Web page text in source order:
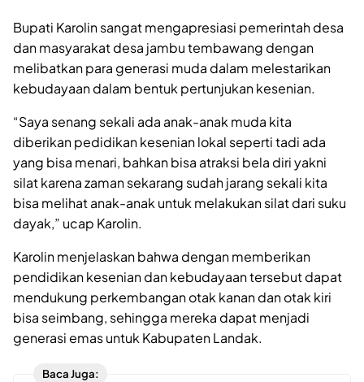
Bupati Karolin sangat mengapresiasi pemerintah desa
dan masyarakat desa jambu tembawang dengan
melibatkan para generasi muda dalam melestarikan
kebudayaan dalam bentuk pertunjukan kesenian.
“Saya senang sekali ada anak-anak muda kita
diberikan pedidikan kesenian lokal seperti tadi ada
yang bisa menari, bahkan bisa atraksi bela diri yakni
silat karena zaman sekarang sudah jarang sekali kita
bisa melihat anak-anak untuk melakukan silat dari suku
dayak,” ucap Karolin.
Karolin menjelaskan bahwa dengan memberikan
pendidikan kesenian dan kebudayaan tersebut dapat
mendukung perkembangan otak kanan dan otak kiri
bisa seimbang, sehingga mereka dapat menjadi
generasi emas untuk Kabupaten Landak.
Baca Juga: